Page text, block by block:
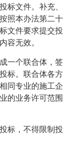
标文件。补充、
照本办法第二十
文件要求提交投
容无效。
一个联合体，签
标。联合体各方
同专业的施工企
的业务许可范围
标，不得限制投